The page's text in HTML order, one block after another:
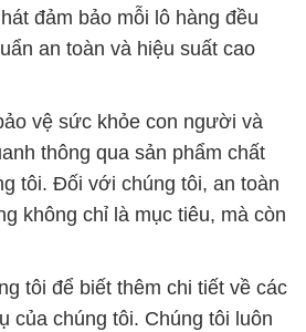
đảm bảo mỗi lô hàng đều
an toàn và hiệu suất cao
vệ sức khỏe con người và
thông qua sản phẩm chất
tôi. Đối với chúng tôi, an toàn
không chỉ là mục tiêu, mà còn
tôi để biết thêm chi tiết về các
của chúng tôi. Chúng tôi luôn